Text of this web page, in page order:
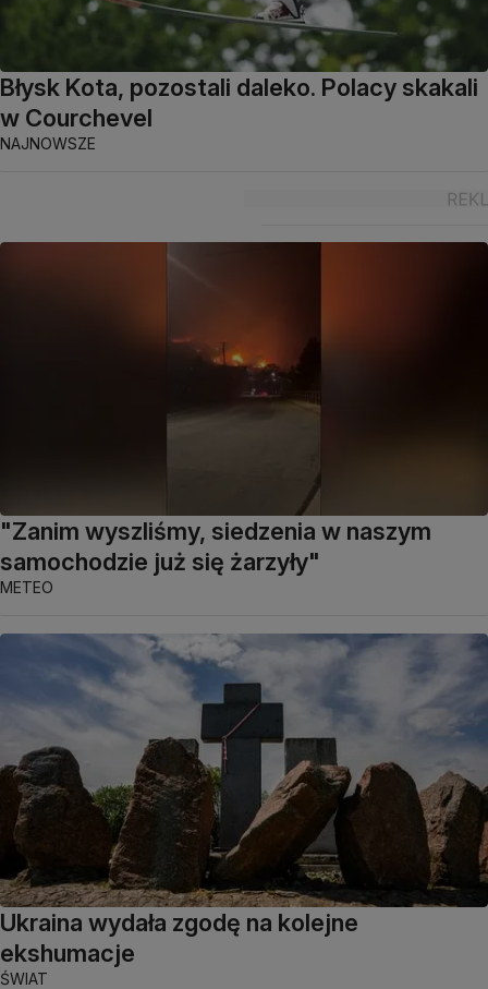
Błysk Kota, pozostali daleko. Polacy skakali
w Courchevel
NAJNOWSZE
"Zanim wyszliśmy, siedzenia w naszym
samochodzie już się żarzyły"
METEO
Ukraina wydała zgodę na kolejne
ekshumacje
ŚWIAT